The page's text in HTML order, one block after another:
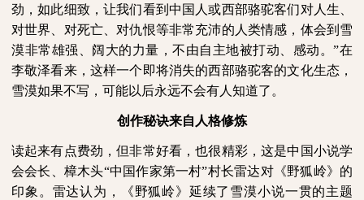
劲，如此细致，让我们看到中国人或西部骆驼客们对人生、
对世界、对死亡、对仇恨等非常充沛的人类情感，体会到雪
漠非常雄强、阔大的力量，不由自主地被打动、感动。”在
李敬泽看来，这样一个即将消失的西部骆驼客的文化生态，
雪漠如果不写，可能以后永远不会有人知道了。
创作秘诀来自人格修炼
读起来有点费劲，但非常好看，也很精彩，这是中国小说学
会会长、樟木头“中国作家第一村”村长雷达对《野狐岭》的
印象。雷达认为，《野狐岭》延续了雪漠小说一贯的主题